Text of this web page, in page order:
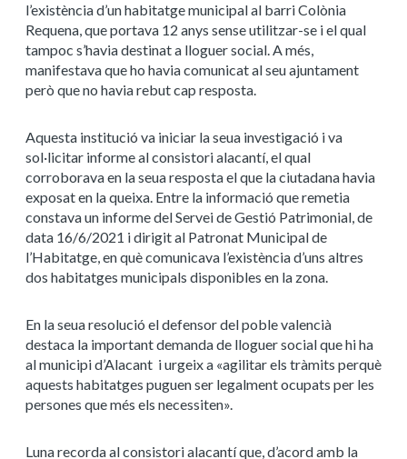
l’existència d’un habitatge municipal al barri Colònia
Requena, que portava 12 anys sense utilitzar-se i el qual
tampoc s’havia destinat a lloguer social. A més,
manifestava que ho havia comunicat al seu ajuntament
però que no havia rebut cap resposta.
Aquesta institució va iniciar la seua investigació i va
sol·licitar informe al consistori alacantí, el qual
corroborava en la seua resposta el que la ciutadana havia
exposat en la queixa. Entre la informació que remetia
constava un informe del Servei de Gestió Patrimonial, de
data 16/6/2021 i dirigit al Patronat Municipal de
l’Habitatge, en què comunicava l’existència d’uns altres
dos habitatges municipals disponibles en la zona.
En la seua resolució el defensor del poble valencià
destaca la important demanda de lloguer social que hi ha
al municipi d’Alacant i urgeix a «agilitar els tràmits perquè
aquests habitatges puguen ser legalment ocupats per les
persones que més els necessiten».
Luna recorda al consistori alacantí que, d’acord amb la